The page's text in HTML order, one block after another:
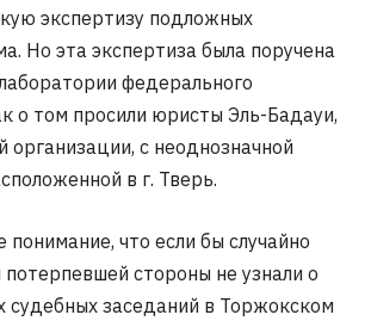
экспертизу подложных
Но эта экспертиза была поручена
федерального
о том просили юристы Эль-Бадауи,
организации, с неоднозначной
в г. Тверь.
понимание, что если бы случайно
стороны не узнали о
судебных заседаний в Торжокском